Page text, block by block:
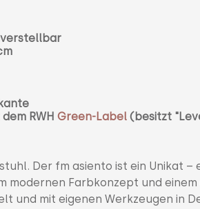
RWH Green-Label (besitzt
Der fm asiento ist ein Unikat
modernen Farbkonzept und
und mit eigenen Werkzeugen in